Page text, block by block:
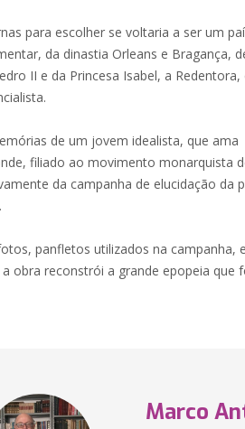
para escolher se voltaria a ser um
da dinastia Orleans e Bragança,
II e da Princesa Isabel, a
de um jovem idealista, que ama
filiado ao movimento monarquista
da campanha de elucidação da
panfletos utilizados na campanha,
obra reconstrói a grande epopeia que
Marco